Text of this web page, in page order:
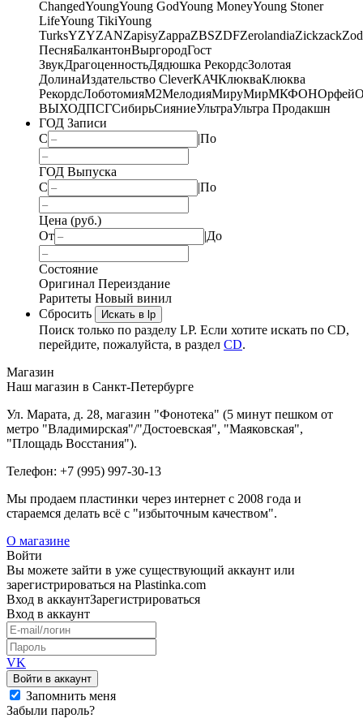
ChangedYoungYoung GodYoung MoneyYoung Stoner
LifeYoung TikiYoung
TurksYZYZANZapisyZappaZBSZDFZerolandiaZickzack
ПесняБалкантонВыргородГост
ЗвукДрагоценностьДядюшка РекордсЗолотая
ДолинаИздательство CleverКАЧКлюкваКлюква
РекордсЛоботомияМ2МелодияМируМирМКФОНОрфей
ВЫХОДПСГСибирьСияниеУльтраУльтра Продакшн
ГОД Записи
С
|По
ГОД Выпуска
С
|По
Цена (руб.)
От
|До
Состояние
Оригинал Переиздание
Раритеты Новый винил
Сбросить
Искать в lp
Поиск только по разделу LP. Если хотите искать по CD,
перейдите, пожалуйста, в раздел CD.
Магазин
Наш магазин в Санкт-Петербурге
Ул. Марата, д. 28, магазин "Фонотека" (5 минут пешком от
метро "Владимирская"/"Достоевская", "Маяковская",
"Площадь Восстания").
Телефон: +7 (995) 997-30-13
Мы продаем пластинки через интернет c 2008 года и
стараемся делать всё с "избыточным качеством".
О магазине
Войти
Вы можете зайти в уже существующий аккаунт или
зарегистрироваться на Plastinka.com
Вход в аккаунтЗарегистрироваться
Вход в аккаунт
VK
Войти в аккаунт
Запомнить меня
Забыли пароль?